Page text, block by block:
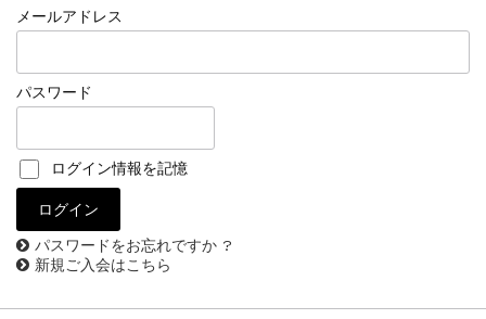
メールアドレス
パスワード
ログイン情報を記憶
パスワードをお忘れですか ?
新規ご入会はこちら